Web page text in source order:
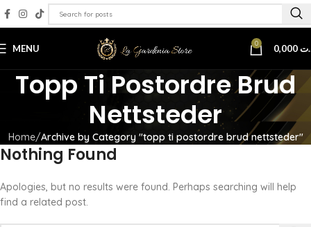
MENU 0
Topp Ti Postordre Brud
Nettsteder
Home Archive by Category "topp ti postordre brud nettsteder"
Nothing Found
Apologies, but no results were found. Perhaps searching will help
find a related post.